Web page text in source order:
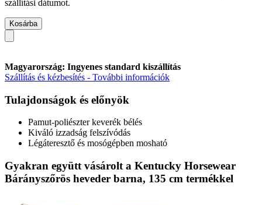
szállítási dátumot.
Kosárba
Magyarország: Ingyenes standard kiszállítás
Szállítás és kézbesítés - További információk
Tulajdonságok és előnyök
Pamut-poliészter keverék bélés
Kiváló izzadság felszívódás
Légáteresztő és mosógépben mosható
Gyakran együtt vásárolt a Kentucky Horsewear
Bárányszőrös heveder barna, 135 cm termékkel